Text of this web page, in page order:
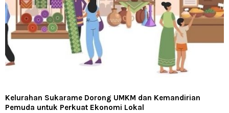
Kelurahan Sukarame Dorong UMKM dan Kemandirian
Pemuda untuk Perkuat Ekonomi Lokal